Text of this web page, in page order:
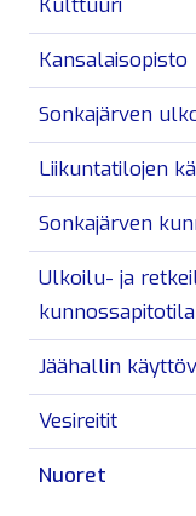
Kulttuuri
Kansalaisopisto
Sonkajärven
Liikuntatilojen
Sonkajärven
Ulkoilu- ja
Jäähallin
Vesireitit
Nuoret